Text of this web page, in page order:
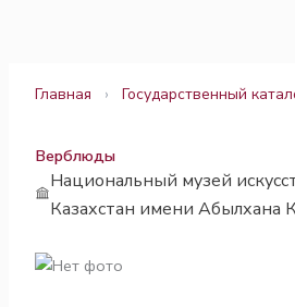
Главная › Государственный
Верблюды
Национальный музей
Казахстан имени Абылхана